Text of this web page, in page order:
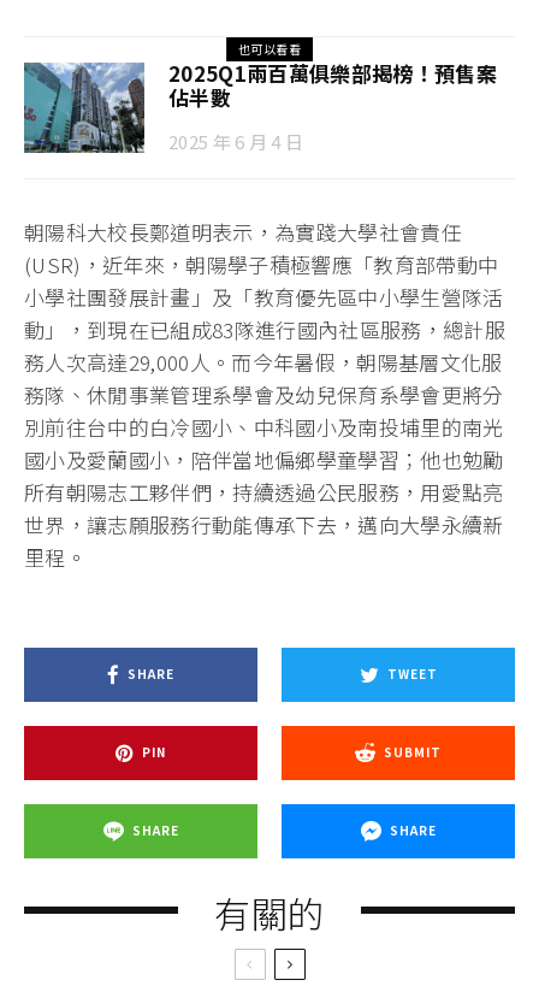
也可以看看
2025Q1兩百萬俱樂部揭榜！預售案
佔半數
2025 年 6 月 4 日
朝陽科大校長鄭道明表示，為實踐大學社會責任
(USR)，近年來，朝陽學子積極響應「教育部帶動中
小學社團發展計畫」及「教育優先區中小學生營隊活
動」，到現在已組成83隊進行國內社區服務，總計服
務人次高達29,000人。而今年暑假，朝陽基層文化服
務隊、休閒事業管理系學會及幼兒保育系學會更將分
別前往台中的白冷國小、中科國小及南投埔里的南光
國小及愛蘭國小，陪伴當地偏鄉學童學習；他也勉勵
所有朝陽志工夥伴們，持續透過公民服務，用愛點亮
世界，讓志願服務行動能傳承下去，邁向大學永續新
里程。
SHARE TWEET
PIN SUBMIT
SHARE SHARE
有關的